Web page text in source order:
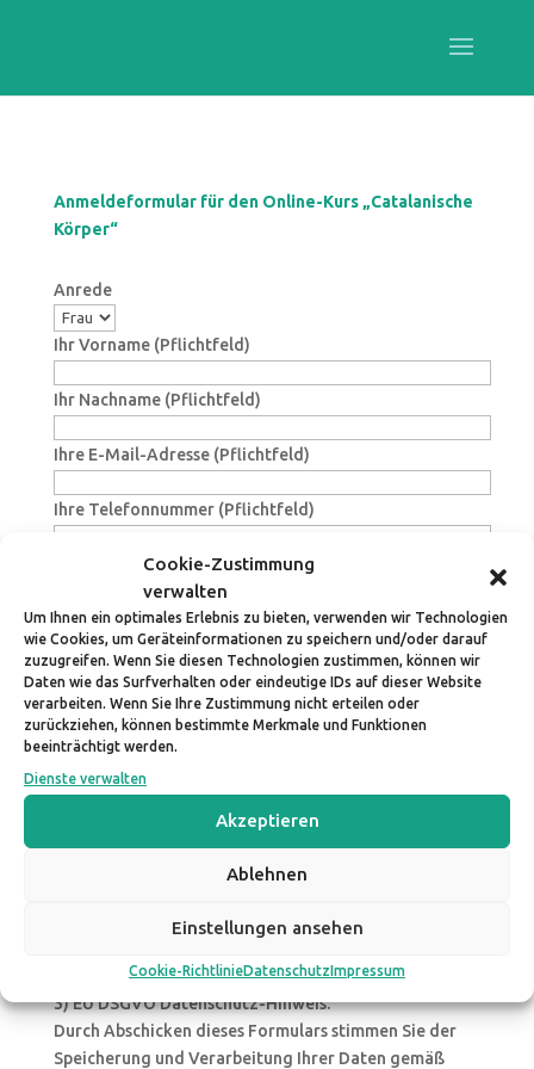
Cookie-Zustimmung
verwalten
Um Ihnen ein optimales Erlebnis zu bieten, verwenden wir Technologien
wie Cookies, um Geräteinformationen zu speichern und/oder darauf
zuzugreifen. Wenn Sie diesen Technologien zustimmen, können wir
Daten wie das Surfverhalten oder eindeutige IDs auf dieser Website
verarbeiten. Wenn Sie Ihre Zustimmung nicht erteilen oder
zurückziehen, können bestimmte Merkmale und Funktionen
beeinträchtigt werden.
Dienste verwalten
Akzeptieren
Ablehnen
Einstellungen ansehen
Cookie-RichtlinieDatenschutzImpressum
Anmeldeformular für den Online-Kurs „Catalanische
Körper“
Anrede
Ihr Vorname (Pflichtfeld)
Ihr Nachname (Pflichtfeld)
Ihre E-Mail-Adresse (Pflichtfeld)
Ihre Telefonnummer (Pflichtfeld)
Strasse und Hausnummer (Pflichtfeld)
Postleitzahl PLZ (Pflichtfeld)
Ort (Pflichtfeld)
Land (Pflichtfeld)
1) Ich melde mich hiermit verbindlich zum Online-Kurs
"Catalanische Körper" am 29.06.2025 an.
Kurs verbindlich anmelden wollen.
haben und sie vollinhaltlich akzeptieren.
3) EU DSGVO Datenschutz-Hinweis:
Durch Abschicken dieses Formulars stimmen Sie der
Speicherung und Verarbeitung Ihrer Daten gemäß